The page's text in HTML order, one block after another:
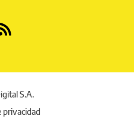
S.A.
privacidad